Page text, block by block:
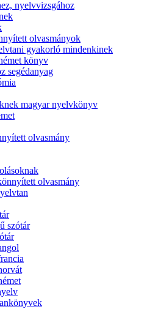
nyelvvizsgához
olvasmányok
gyakorló mindenkinek
könyv
segédanyag
magyar nyelvkönyv
olvasmány
olvasmány
szótár